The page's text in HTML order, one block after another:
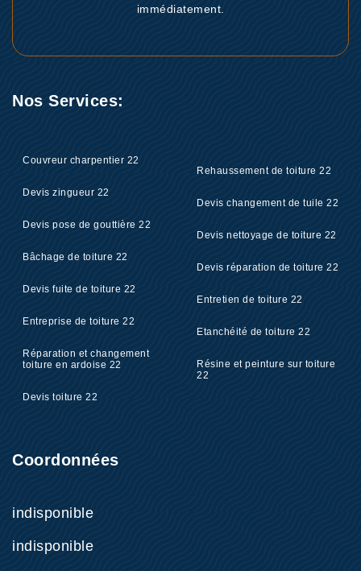
immédiatement.
Nos Services:
Couvreur charpentier 22
Devis zingueur 22
Devis pose de gouttière 22
Bâchage de toiture 22
Devis fuite de toiture 22
Entreprise de toiture 22
Réparation et changement
toiture en ardoise 22
Devis toiture 22
Rehaussement de toiture 22
Devis changement de tuile 22
Devis nettoyage de toiture 22
Devis réparation de toiture 22
Entretien de toiture 22
Etanchéité de toiture 22
Résine et peinture sur toiture
22
Coordonnées
indisponible
indisponible